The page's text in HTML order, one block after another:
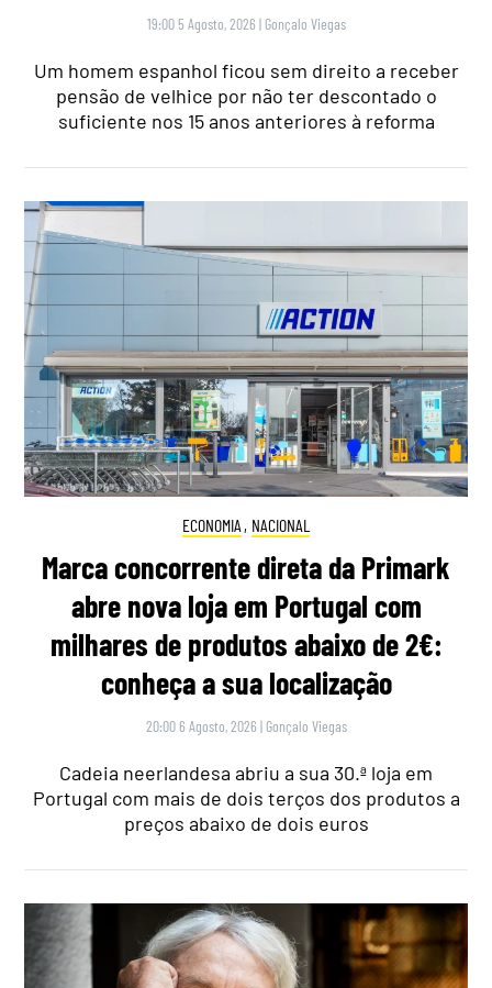
19:00 5 Agosto, 2026 | Gonçalo Viegas
Um homem espanhol ficou sem direito a receber
pensão de velhice por não ter descontado o
suficiente nos 15 anos anteriores à reforma
ECONOMIA , NACIONAL
Marca concorrente direta da Primark
abre nova loja em Portugal com
milhares de produtos abaixo de 2€:
conheça a sua localização
20:00 6 Agosto, 2026 | Gonçalo Viegas
Cadeia neerlandesa abriu a sua 30.ª loja em
Portugal com mais de dois terços dos produtos a
preços abaixo de dois euros